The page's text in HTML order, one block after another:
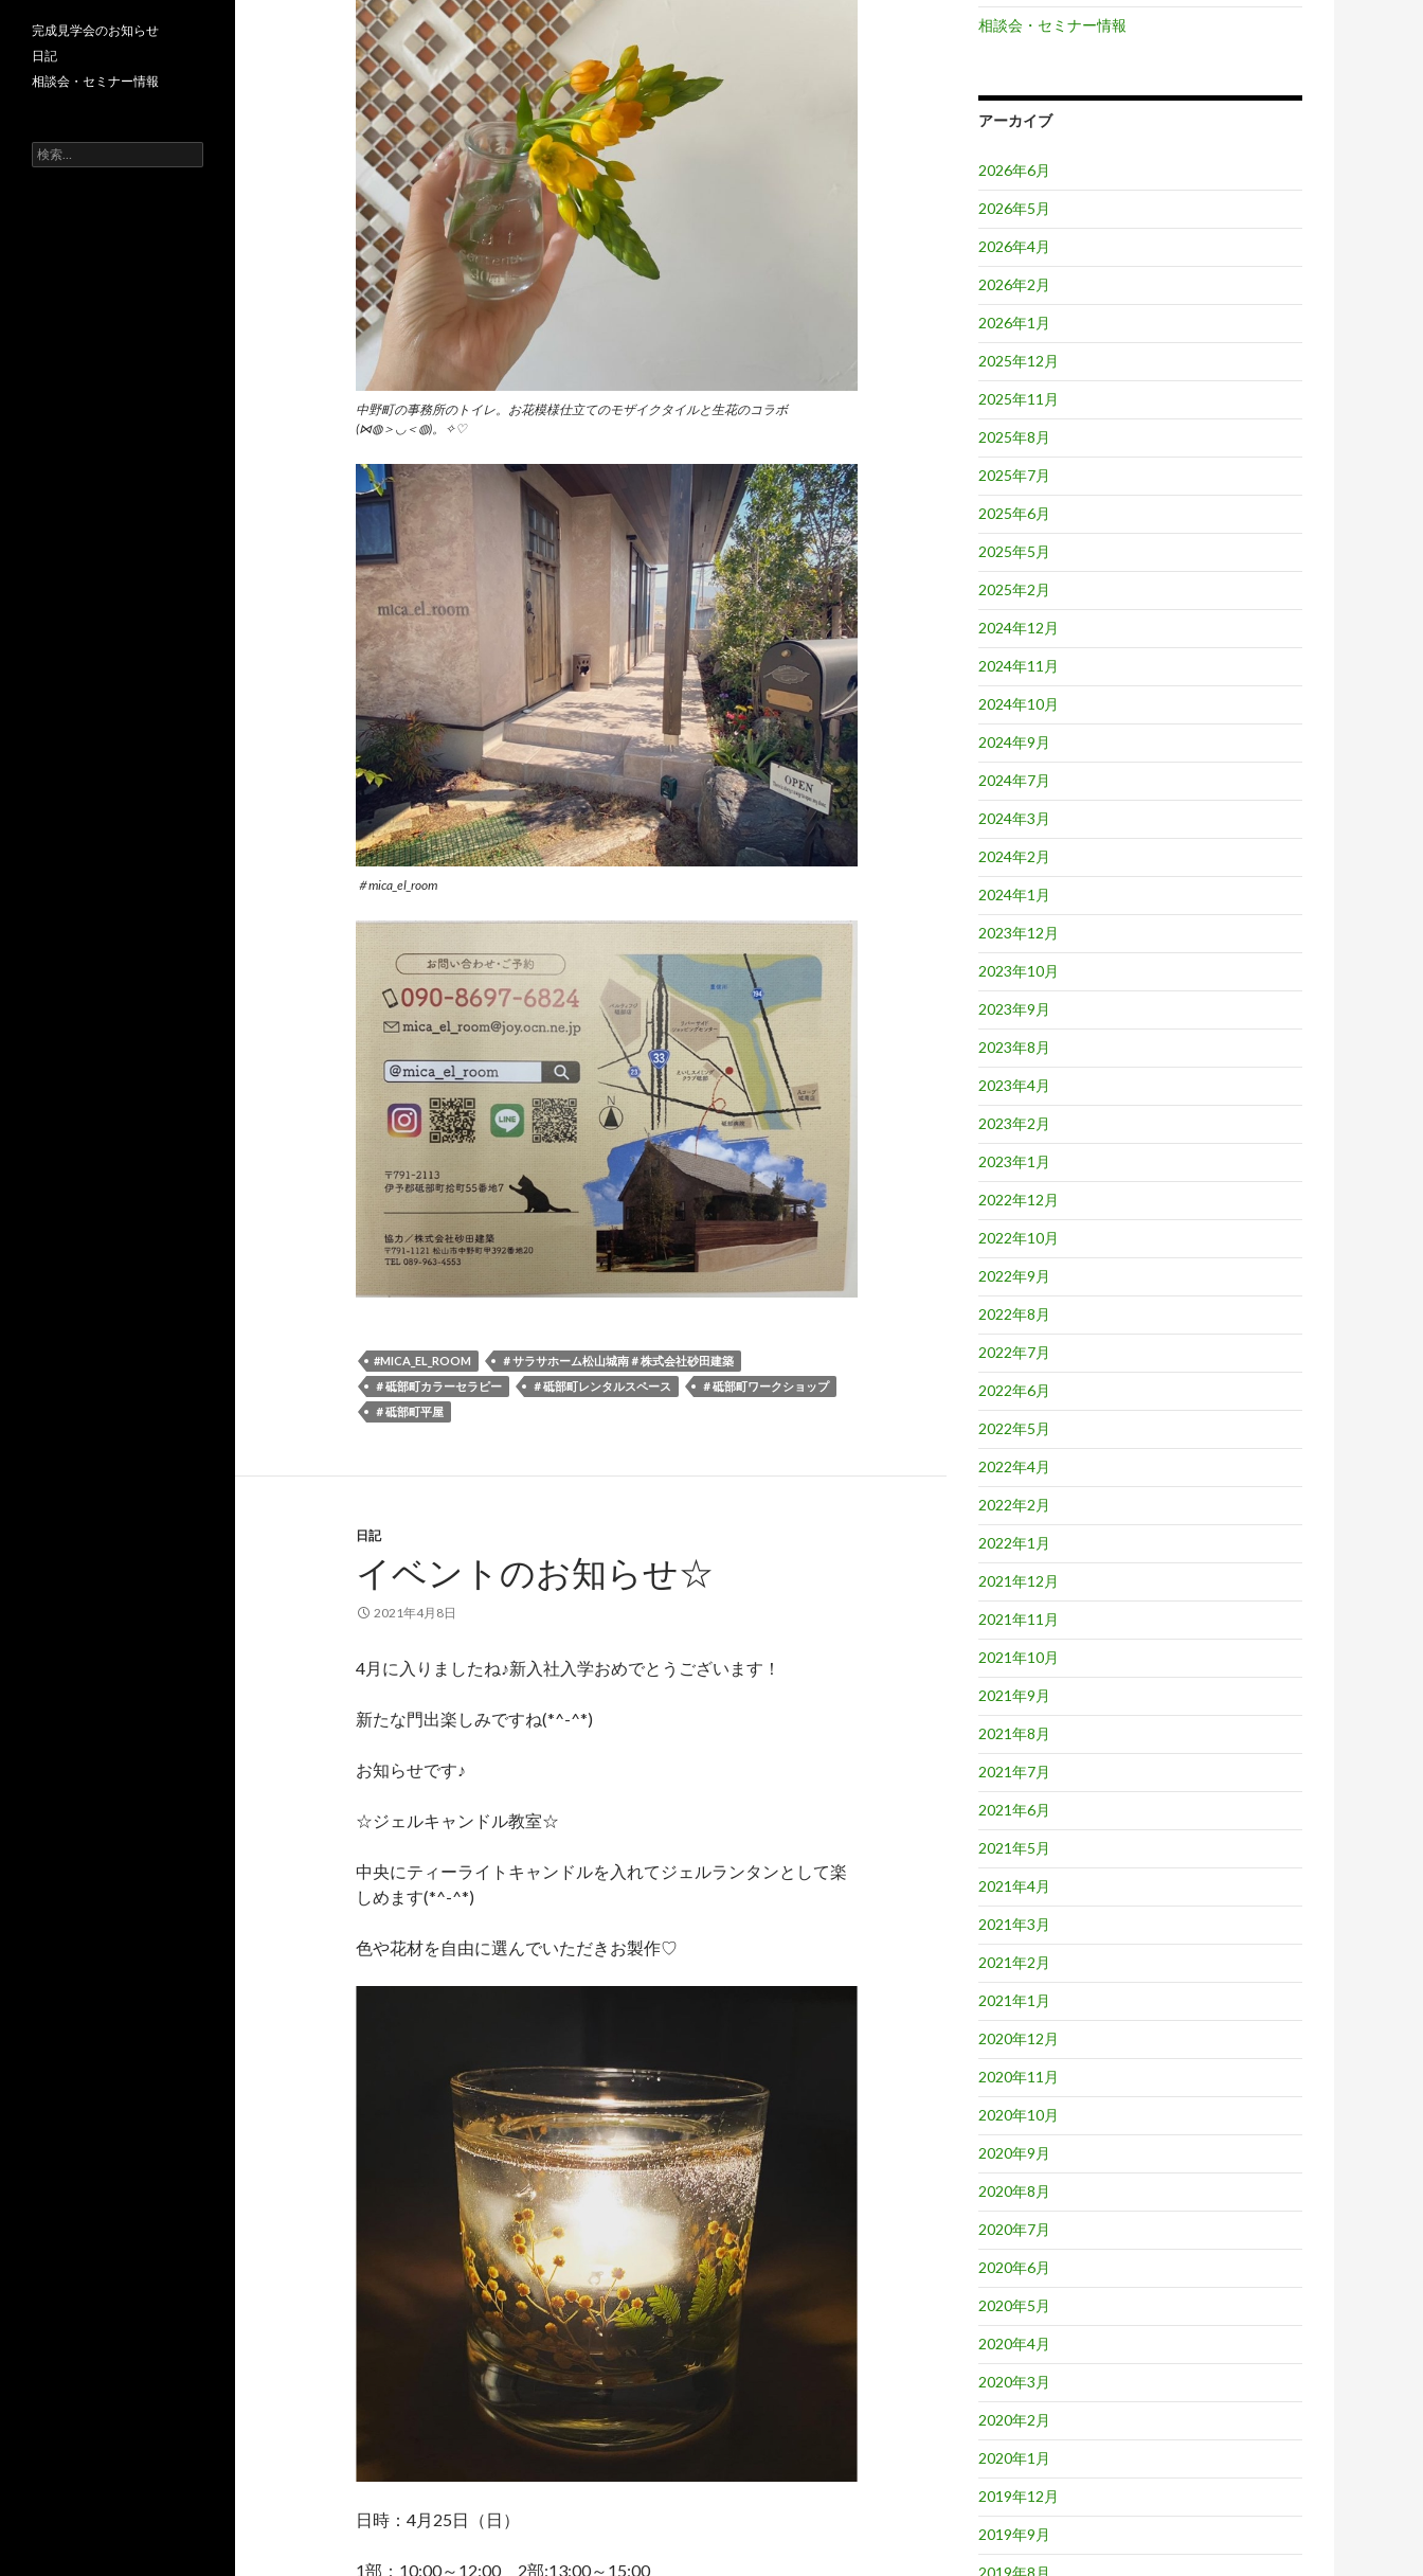
中野町の事務所のトイレ。お花模様仕立てのモザイクタイルと生花のコラボ
(⋈◍＞◡＜◍)。✧♡
＃mica_el_room
#MICA_EL_ROOM
＃サラサホーム松山城南＃株式会社砂田建築
＃砥部町カラーセラピー
＃砥部町レンタルスペース
＃砥部町ワークショップ
＃砥部町平屋
日記
イベントのお知らせ☆
2021年4月8日
4月に入りましたね♪新入社入学おめでとうございます！
新たな門出楽しみですね(*^-^*)
お知らせです♪
☆ジェルキャンドル教室☆
中央にティーライトキャンドルを入れてジェルランタンとして楽
しめます(*^-^*)
色や花材を自由に選んでいただきお製作♡
日時：4月25日（日）
1部：10:00～12:00 2部:13:00～15:00
相談会・セミナー情報
アーカイブ
2026年6月
2026年5月
2026年4月
2026年2月
2026年1月
2025年12月
2025年11月
2025年8月
2025年7月
2025年6月
2025年5月
2025年2月
2024年12月
2024年11月
2024年10月
2024年9月
2024年7月
2024年3月
2024年2月
2024年1月
2023年12月
2023年10月
2023年9月
2023年8月
2023年4月
2023年2月
2023年1月
2022年12月
2022年10月
2022年9月
2022年8月
2022年7月
2022年6月
2022年5月
2022年4月
2022年2月
2022年1月
2021年12月
2021年11月
2021年10月
2021年9月
2021年8月
2021年7月
2021年6月
2021年5月
2021年4月
2021年3月
2021年2月
2021年1月
2020年12月
2020年11月
2020年10月
2020年9月
2020年8月
2020年7月
2020年6月
2020年5月
2020年4月
2020年3月
2020年2月
2020年1月
2019年12月
2019年9月
2019年8月
完成見学会のお知らせ
日記
相談会・セミナー情報
検
索: